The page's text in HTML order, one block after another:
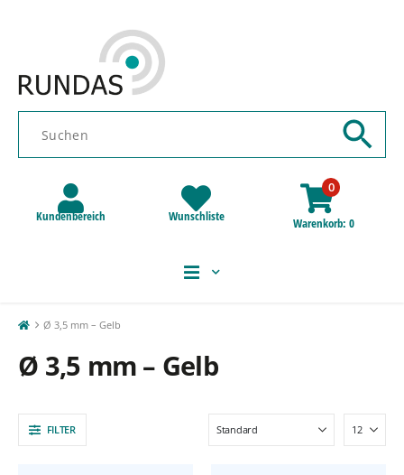
Kundenbereich Wunschliste
0
Warenkorb 0
Ø 3,5 mm – Gelb
Ø 3,5 mm – Gelb
FILTER